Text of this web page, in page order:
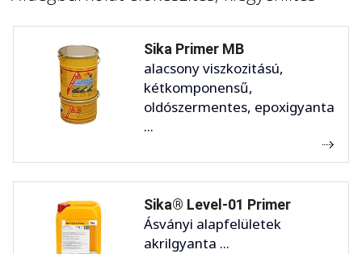
Sika Primer MB
alacsony viszkozitású,
kétkomponensű,
oldószermentes, epoxigyanta
...
Sika® Level-01 Primer
Ásványi alapfelületek
akrilgyanta ...